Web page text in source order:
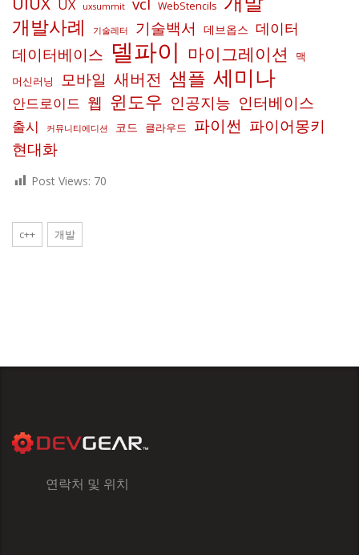
UX uxsummit WebStencils
개발사례 기술레터 기술백서 데브옵스 데이터
데이터베이스 델파이 마이그레이션
맥
머신러닝
모바일 새버전 샘플 세미나
안드로이드 웹 윈도우 인공지능 인터베이스
출시 커뮤니티에디션 코드 클라우드 파이썬 파이어몽키
현대화
Post Views: 70
c++ 개발
연락처 및 위치